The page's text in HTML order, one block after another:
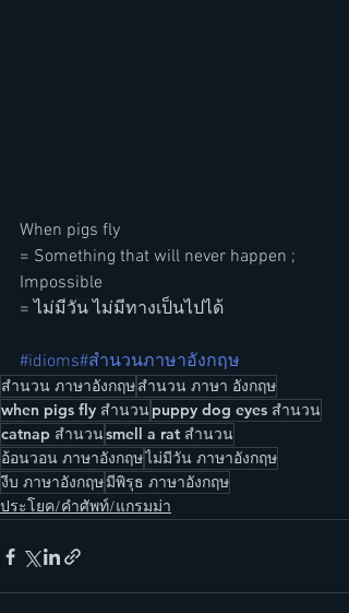
When pigs fly
= Something that will never happen ;
Impossible
= ไม่มีวัน ไม่มีทางเป็นไปได้
#idioms#สำนวนภาษาอังกฤษ
สำนวน ภาษาอังกฤษสำนวน ภาษา อังกฤษ
when pigs fly สำนวนpuppy dog eyes สำนวน
catnap สำนวนsmell a rat สำนวน
อ้อนวอน ภาษาอังกฤษไม่มีวัน ภาษาอังกฤษ
งีบ ภาษาอังกฤษมีพิรุธ ภาษาอังกฤษ
ประโยค/คำศัพท์/แกรมม่า